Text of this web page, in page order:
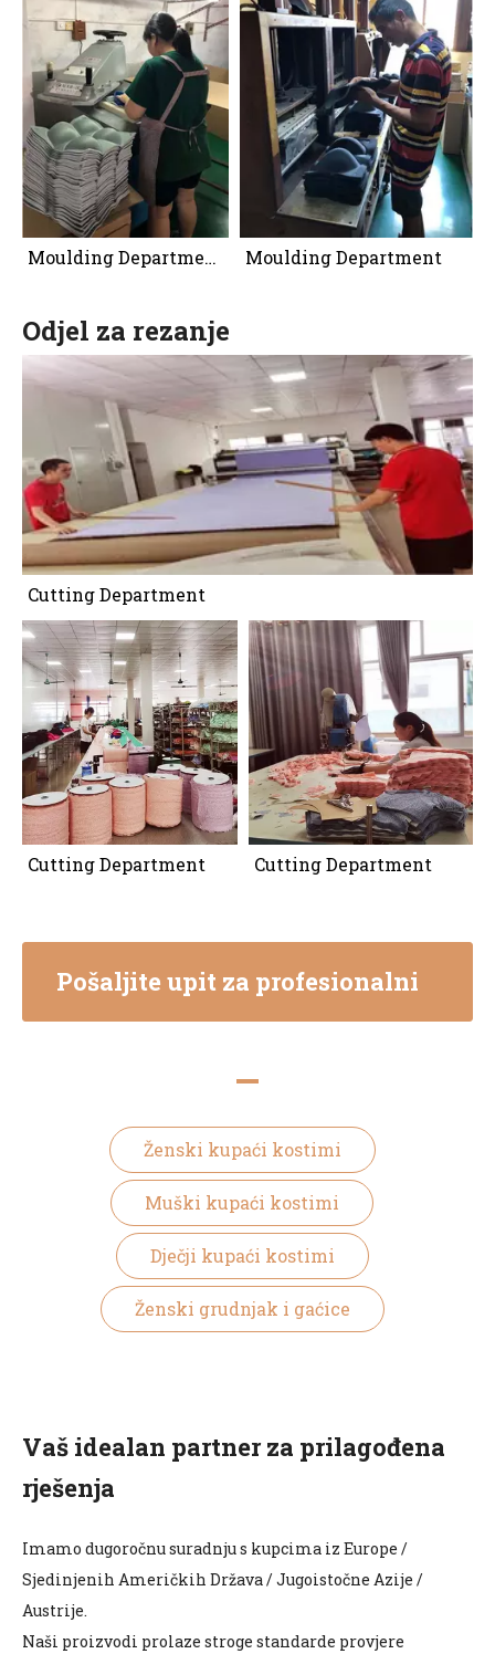
Moulding Department Moulding Department
Odjel za rezanje
Cutting Department
Cutting Department Cutting Department
Pošaljite upit za profesionalni
Ženski kupaći kostimi
Muški kupaći kostimi
Dječji kupaći kostimi
Ženski grudnjak i gaćice
Vaš idealan partner za prilagođena
rješenja
Imamo dugoročnu suradnju s kupcima iz Europe /
Sjedinjenih Američkih Država / Jugoistočne Azije /
Austrije.
Naši proizvodi prolaze stroge standarde provjere